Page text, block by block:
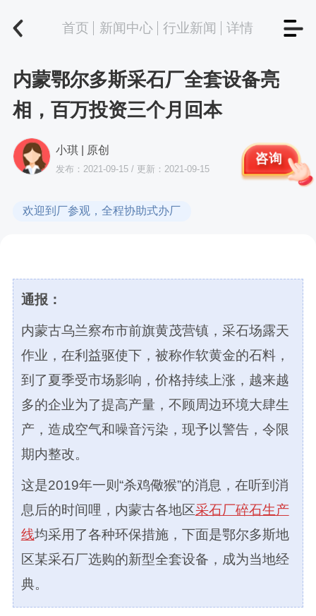
首页 新闻中心 行业新闻 详情
内蒙鄂尔多斯采石厂全套设备亮
相，百万投资三个月回本
小琪 | 原创
发布：2021-09-15 / 更新：2021-09-15
咨询
欢迎到厂参观，全程协助式办厂
通报：
内蒙古乌兰察布市前旗黄茂营镇，采石场露天
作业，在利益驱使下，被称作软黄金的石料，
到了夏季受市场影响，价格持续上涨，越来越
多的企业为了提高产量，不顾周边环境大肆生
产，造成空气和噪音污染，现予以警告，令限
期内整改。
这是2019年一则“杀鸡儆猴”的消息，在听到消
息后的时间哩，内蒙古各地区采石厂碎石生产
线均采用了各种环保措施，下面是鄂尔多斯地
区某采石厂选购的新型全套设备，成为当地经
典。